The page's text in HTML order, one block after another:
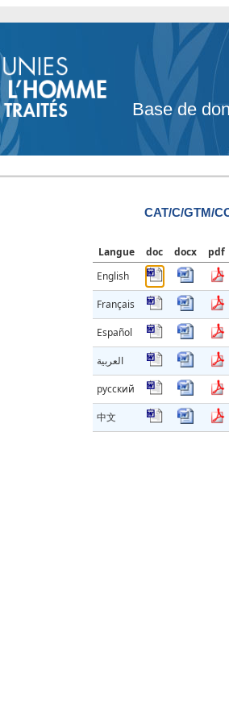
Base de
CAT/C/GTM/
Langue doc docx pdf
English
Français
Español
العربية
русский
中文